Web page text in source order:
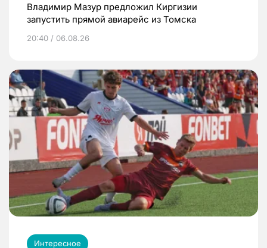
Владимир Мазур предложил Киргизии
запустить прямой авиарейс из Томска
20:40 / 06.08.26
Интересное